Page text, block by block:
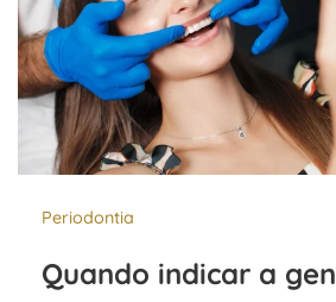
Periodontia
Quando indicar a